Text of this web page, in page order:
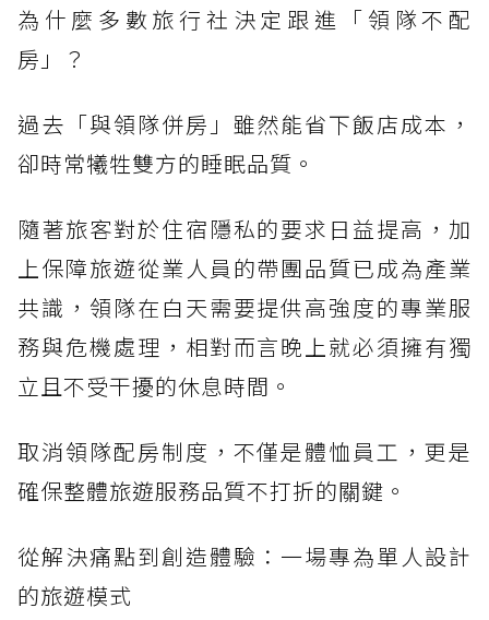
為什麼多數旅行社決定跟進「領隊不配
房」？
過去「與領隊併房」雖然能省下飯店成本，
卻時常犧牲雙方的睡眠品質。
隨著旅客對於住宿隱私的要求日益提高，加
上保障旅遊從業人員的帶團品質已成為產業
共識，領隊在白天需要提供高強度的專業服
務與危機處理，相對而言晚上就必須擁有獨
立且不受干擾的休息時間。
取消領隊配房制度，不僅是體恤員工，更是
確保整體旅遊服務品質不打折的關鍵。
從解決痛點到創造體驗：一場專為單人設計
的旅遊模式